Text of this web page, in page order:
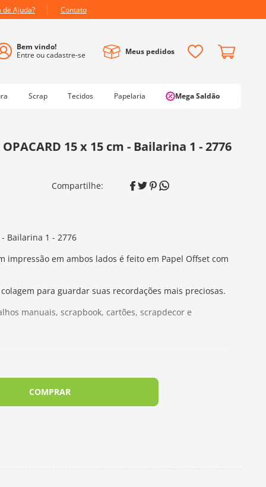
de Ajuda? Contato
Meus pedidos
Scrap Tecidos Papelaria Mega Saldão
15 x 15 cm - Bailarina 1 - 2776
- Bailarina 1 - 2776
impressão em ambos lados é feito em Papel Offset com
para guardar suas recordações mais preciosas.
manuais, scrapbook, cartões, scrapdecor e
COMPRAR